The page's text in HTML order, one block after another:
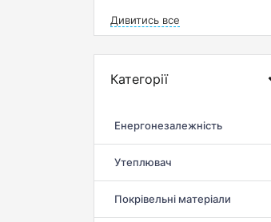
Дивитись все
Категорії
Енергонезалежність
Утеплювач
Покрівельні матеріали